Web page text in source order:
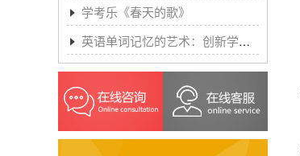
学考乐《春天的歌》
英语单词记忆的艺术：创新学习方法与学考乐的魔力